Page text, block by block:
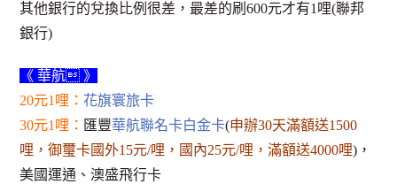
其他銀行的兌換比例很差，最差的刷600元才有1哩(聯邦
銀行)
《 華航 》
20元1哩：花旗寰旅卡
30元1哩： 匯豐華航聯名卡白金卡(申辦30天滿額送1500
哩，御璽卡國外15元/哩，國內25元/哩，滿額送4000哩)，
美國運通、澳盛飛行卡